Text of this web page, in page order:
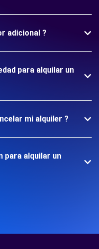
adicional ?
para alquilar un
mi alquiler ?
para alquilar un